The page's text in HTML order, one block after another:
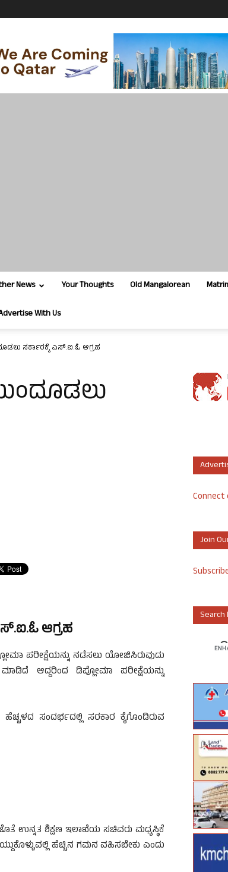
News Your Thoughts Old Mangalorean
With Us
ಸರ್ಕಾರಕ್ಕೆ ಎಸ್.ಐ.ಓ ಆಗ್ರಹ
ಆಗ್ರಹ
ಪರೀಕ್ಷೆಯನ್ನು ನಡೆಸಲು ಯೋಜಿಸಿರುವುದು
ಆದ್ದರಿಂದ ಡಿಪ್ಲೋಮಾ ಪರೀಕ್ಷೆಯನ್ನು
ಸಂದರ್ಭದಲ್ಲಿ ಸರಕಾರ ಕೈಗೊಂಡಿರುವ
ಜೊತೆ ಉನ್ನತ ಶಿಕ್ಷಣ ಇಲಾಖೆಯ ಸಚಿವರು ಮಧ್ಯಸ್ಥಿಕೆ
ಹೆಚ್ಚಿನ ಗಮನ ವಹಿಸಬೇಕು ಎಂದು
Join
Search